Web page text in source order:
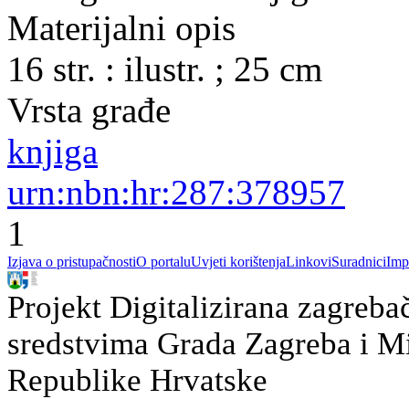
Materijalni opis
16 str. : ilustr. ; 25 cm
Vrsta građe
knjiga
urn:nbn:hr:287:378957
1
Izjava o pristupačnostiO portaluUvjeti korištenjaLinkoviSuradnici
Projekt Digitalizirana
sredstvima Grada Zagreba i
Republike Hrvatske